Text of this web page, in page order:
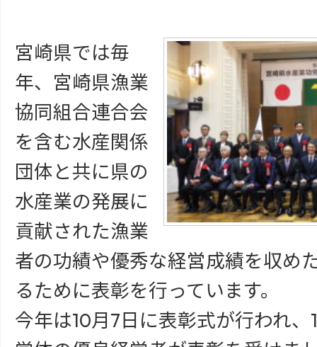
宮崎県では毎
年、宮崎県漁業
協同組合連合会
を含む水産関係
団体と共に県の
水産業の発展に
貢献された漁業
者の功績や優秀な経営成績を収め
るために表彰を行っています。
今年は10月7日に表彰式が行われ